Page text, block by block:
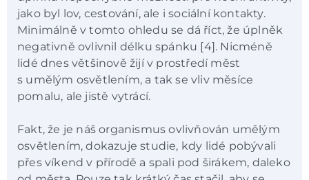
jako byl lov, cestování, ale i sociální kontakty.
Minimálně v tomto ohledu se dá říct, že úplněk
negativně ovlivnil délku spánku [4]. Nicméně
lidé dnes většinově žijí v prostředí měst
s umělým osvětlením, a tak se vliv měsíce
pomalu, ale jistě vytrácí.
Fakt, že je náš organismus ovlivňován umělým
osvětlením, dokazuje studie, kdy lidé pobývali
přes víkend v přírodě a spali pod širákem, daleko